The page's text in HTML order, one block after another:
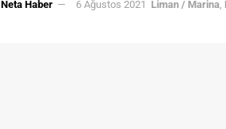
Neta Haber 6 Ağustos 2021 Liman / Marina